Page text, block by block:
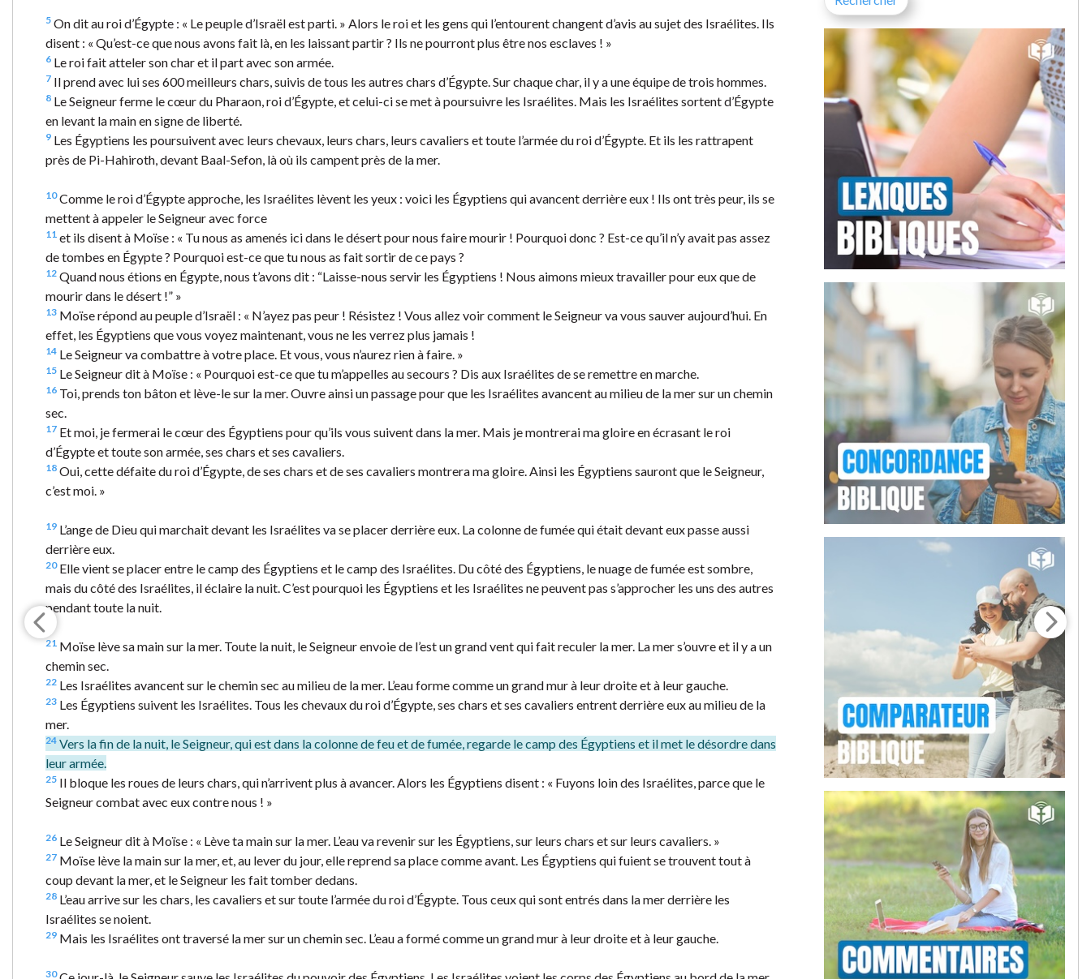
5 On dit au roi d’Égypte : « Le peuple d’Israël est parti. » Alors le roi et les gens qui l’entourent changent d’avis au sujet des Israélites. Ils
disent : « Qu’est-ce que nous avons fait là, en les laissant partir ? Ils ne pourront plus être nos esclaves ! »
6 Le roi fait atteler son char et il part avec son armée.
7 Il prend avec lui ses 600 meilleurs chars, suivis de tous les autres chars d’Égypte. Sur chaque char, il y a une équipe de trois hommes.
8 Le Seigneur ferme le cœur du Pharaon, roi d’Égypte, et celui-ci se met à poursuivre les Israélites. Mais les Israélites sortent d’Égypte
en levant la main en signe de liberté.
9 Les Égyptiens les poursuivent avec leurs chevaux, leurs chars, leurs cavaliers et toute l’armée du roi d’Égypte. Et ils les rattrapent
près de Pi-Hahiroth, devant Baal-Sefon, là où ils campent près de la mer.
10Comme le roi d’Égypte approche, les Israélites lèvent les yeux : voici les Égyptiens qui avancent derrière eux ! Ils ont très peur, ils se
mettent à appeler le Seigneur avec force
11 et ils disent à Moïse : « Tu nous as amenés ici dans le désert pour nous faire mourir ! Pourquoi donc ? Est-ce qu’il n’y avait pas assez
de tombes en Égypte ? Pourquoi est-ce que tu nous as fait sortir de ce pays ?
12 Quand nous étions en Égypte, nous t’avons dit : “Laisse-nous servir les Égyptiens ! Nous aimons mieux travailler pour eux que de
mourir dans le désert !” »
13 Moïse répond au peuple d’Israël : « N’ayez pas peur ! Résistez ! Vous allez voir comment le Seigneur va vous sauver aujourd’hui. En
effet, les Égyptiens que vous voyez maintenant, vous ne les verrez plus jamais !
14 Le Seigneur va combattre à votre place. Et vous, vous n’aurez rien à faire. »
15 Le Seigneur dit à Moïse : « Pourquoi est-ce que tu m’appelles au secours ? Dis aux Israélites de se remettre en marche.
16 Toi, prends ton bâton et lève-le sur la mer. Ouvre ainsi un passage pour que les Israélites avancent au milieu de la mer sur un chemin
sec.
17 Et moi, je fermerai le cœur des Égyptiens pour qu’ils vous suivent dans la mer. Mais je montrerai ma gloire en écrasant le roi
d’Égypte et toute son armée, ses chars et ses cavaliers.
18 Oui, cette défaite du roi d’Égypte, de ses chars et de ses cavaliers montrera ma gloire. Ainsi les Égyptiens sauront que le Seigneur,
c’est moi. »
19 L’ange de Dieu qui marchait devant les Israélites va se placer derrière eux. La colonne de fumée qui était devant eux passe aussi
derrière eux.
20Elle vient se placer entre le camp des Égyptiens et le camp des Israélites. Du côté des Égyptiens, le nuage de fumée est sombre,
mais du côté des Israélites, il éclaire la nuit. C’est pourquoi les Égyptiens et les Israélites ne peuvent pas s’approcher les uns des autres
pendant toute la nuit.
21 Moïse lève sa main sur la mer. Toute la nuit, le Seigneur envoie de l’est un grand vent qui fait reculer la mer. La mer s’ouvre et il y a un
chemin sec.
22 Les Israélites avancent sur le chemin sec au milieu de la mer. L’eau forme comme un grand mur à leur droite et à leur gauche.
23 Les Égyptiens suivent les Israélites. Tous les chevaux du roi d’Égypte, ses chars et ses cavaliers entrent derrière eux au milieu de la
mer.
24 Vers la fin de la nuit, le Seigneur, qui est dans la colonne de feu et de fumée, regarde le camp des Égyptiens et il met le désordre dans
leur armée.
25 Il bloque les roues de leurs chars, qui n’arrivent plus à avancer. Alors les Égyptiens disent : « Fuyons loin des Israélites, parce que le
Seigneur combat avec eux contre nous ! »
26 Le Seigneur dit à Moïse : « Lève ta main sur la mer. L’eau va revenir sur les Égyptiens, sur leurs chars et sur leurs cavaliers. »
27 Moïse lève la main sur la mer, et, au lever du jour, elle reprend sa place comme avant. Les Égyptiens qui fuient se trouvent tout à
coup devant la mer, et le Seigneur les fait tomber dedans.
28 L’eau arrive sur les chars, les cavaliers et sur toute l’armée du roi d’Égypte. Tous ceux qui sont entrés dans la mer derrière les
Israélites se noient.
29 Mais les Israélites ont traversé la mer sur un chemin sec. L’eau a formé comme un grand mur à leur droite et à leur gauche.
30